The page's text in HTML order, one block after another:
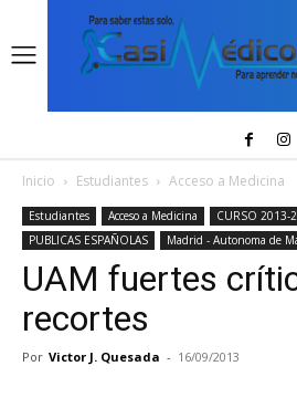
Inicio Estudiantes Acceso a Medicina
Estudiantes Acceso a Medicina CURSO 2013-
PUBLICAS ESPAÑOLAS
Madrid - Autonoma de
UAM fuertes
recortes
Por Victor J. Quesada - 16/09/2013